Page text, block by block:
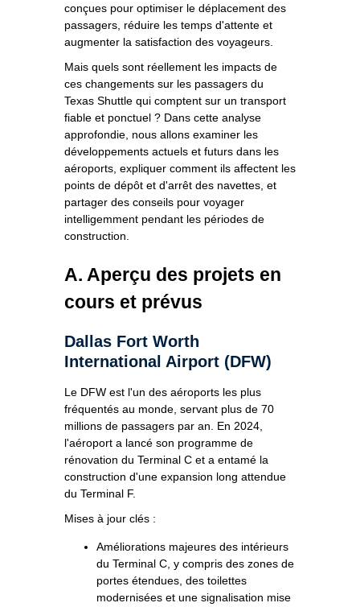
conçues pour optimiser le déplacement des
passagers, réduire les temps d'attente et
augmenter la satisfaction des voyageurs.
Mais quels sont réellement les impacts de
ces changements sur les passagers du
Texas Shuttle qui comptent sur un transport
fiable et ponctuel ? Dans cette analyse
approfondie, nous allons examiner les
développements actuels et futurs dans les
aéroports, expliquer comment ils affectent les
points de dépôt et d'arrêt des navettes, et
partager des conseils pour voyager
intelligemment pendant les périodes de
construction.
A. Aperçu des projets en
cours et prévus
Dallas Fort Worth
International Airport (DFW)
Le DFW est l'un des aéroports les plus
fréquentés au monde, servant plus de 70
millions de passagers par an. En 2024,
l'aéroport a lancé son programme de
rénovation du Terminal C et a entamé la
construction d'une expansion long attendue
du Terminal F.
Mises à jour clés :
Améliorations majeures des intérieurs
du Terminal C, y compris des zones de
portes étendues, des toilettes
modernisées et une signalisation mise